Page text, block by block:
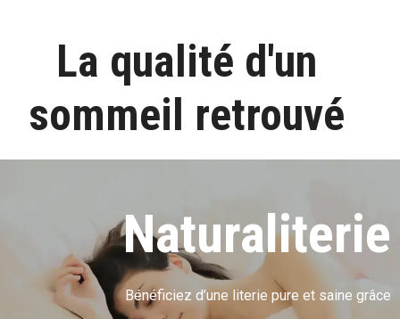
La qualité d'un
sommeil retrouvé
Naturaliterie
Bénéficiez d’une literie pure et saine grâce